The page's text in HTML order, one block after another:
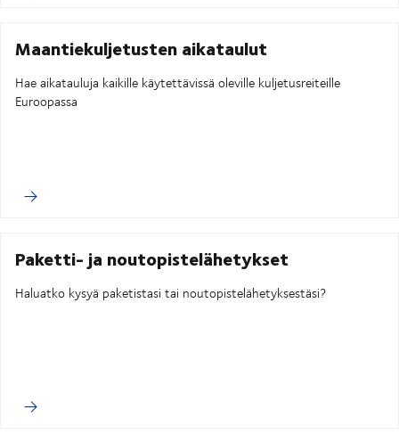
Maantiekuljetusten aikataulut
Hae aikatauluja kaikille käytettävissä oleville kuljetusreiteille
Euroopassa
Paketti- ja noutopistelähetykset
Haluatko kysyä paketistasi tai noutopistelähetyksestäsi?